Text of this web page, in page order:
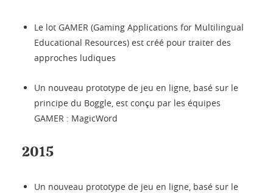
Le lot GAMER (Gaming Applications for Multilingual
Educational Resources) est créé pour traiter des
approches ludiques
Un nouveau prototype de jeu en ligne, basé sur le
principe du Boggle, est conçu par les équipes
GAMER : MagicWord
2015
Un nouveau prototype de jeu en ligne, basé sur le